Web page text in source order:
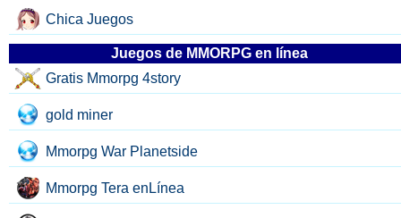
Chica Juegos
Juegos de MMORPG en línea
Gratis Mmorpg 4story
gold miner
Mmorpg War Planetside
Mmorpg Tera enLínea